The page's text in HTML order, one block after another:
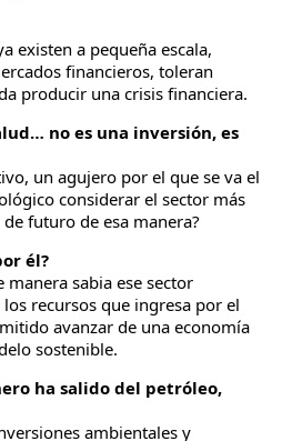
existen a pequeña escala,
financieros, toleran
producir una crisis financiera.
no es una inversión, es
un agujero por el que se va el
considerar el sector más
futuro de esa manera?
él?
sabia ese sector
recursos que ingresa por el
avanzar de una economía
sostenible.
ha salido del petróleo,
ambientales y